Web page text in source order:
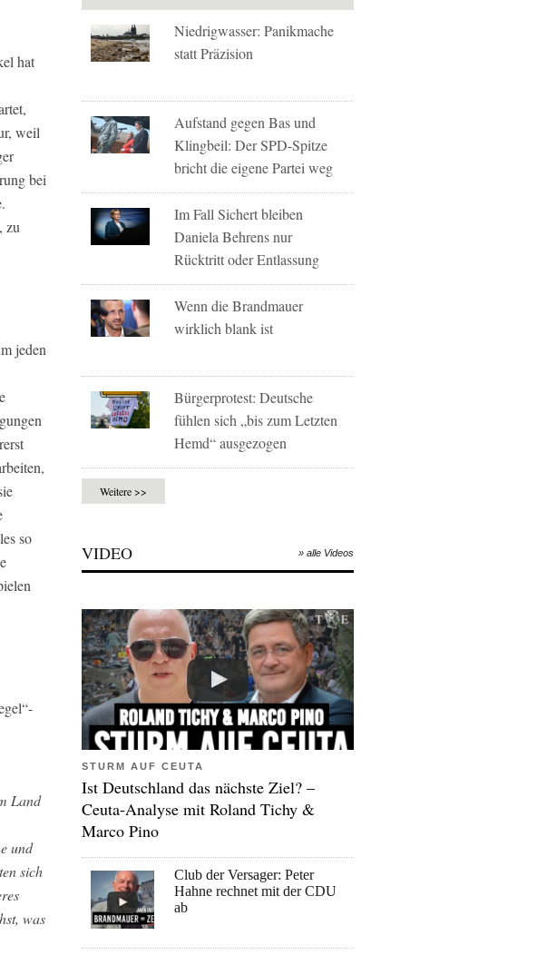
hat
weil
bei
zu
jeden
so
Land
und
sich
was
Niedrigwasser: Panikmache
statt Präzision
Aufstand gegen Bas und
Klingbeil: Der SPD-Spitze
bricht die eigene Partei weg
Im Fall Sichert bleiben
Daniela Behrens nur
Rücktritt oder Entlassung
Wenn die Brandmauer
wirklich blank ist
Bürgerprotest: Deutsche
fühlen sich „bis zum Letzten
Hemd“ ausgezogen
Weitere >>
VIDEO » alle Videos
STURM AUF CEUTA
Ist Deutschland das nächste Ziel? –
Ceuta-Analyse mit Roland Tichy &
Marco Pino
Club der Versager: Peter
Hahne rechnet mit der CDU
ab